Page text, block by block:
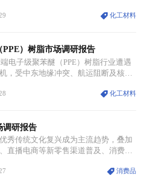
值体系重估的新阶段。钼是典型难熔
高端制造、军工、新能源等多个核心
工业体系中不可或缺的基础材料。
化工材料
PPE）树脂市场调研报告
电子级聚苯醚（PPE）树脂行业遭遇
，受中东地缘冲突、航运阻断及核心
维持寡头垄断的供应链格局彻底瓦
空，并沿高频覆铜板、PCB电路板向
站等高端电子终端持续传导，全产业
交付均承受巨大压力。
化工材料
调研报告
秀传统文化复兴成为主流趋势，叠加
直播电商等新零售渠道普及、消费群
统节日、古风活动等小众场景，逐步
消费品